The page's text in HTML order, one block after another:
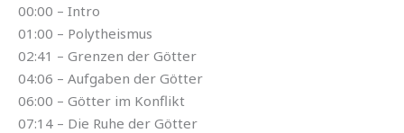
00:00 – Intro
01:00 – Polytheismus
02:41 – Grenzen der Götter
04:06 – Aufgaben der Götter
06:00 – Götter im Konflikt
07:14 – Die Ruhe der Götter